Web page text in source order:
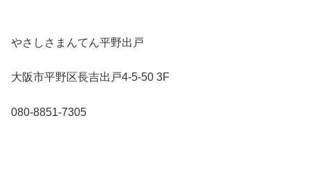
やさしさまんてん平野出戸
大阪市平野区長吉出戸4-5-50 3F
080-8851-7305